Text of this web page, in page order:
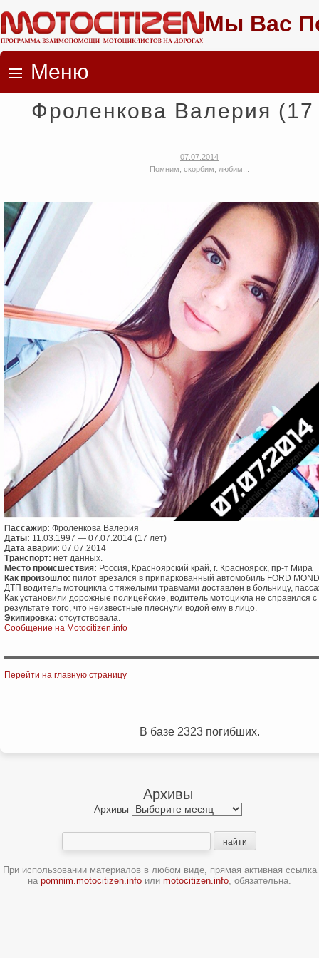
Мы Вас
Меню
Skip to contentФроленкова Валерия (17
07.07.2014
Помним, скорбим, любим...
Пассажир: Фроленкова Валерия
Даты: 11.03.1997 — 07.07.2014 (17 лет)
Дата аварии: 07.07.2014
Транспорт: нет данных.
Место происшествия: Россия, Красноярский край, г. Красноярск, пр-т Мира
Как произошло: пилот врезался в припаркованный автомобиль FОRD
ДТП водитель мотоцикла с тяжелыми травмами доставлен в больницу,
Как установили дорожные полицейские, водитель мотоцикла не справился
результате того, что неизвестные плеснули водой ему в лицо.
Экипировка: отсутствовала.
Сообщение на Motocitizen.info
Post navigation
Перейти на главную страницу
В базе 2323 погибших.
Архивы
Архивы
При использовании материалов в любом виде, прямая активная ссылка
на pomnim.motocitizen.info или motocitizen.info , обязательна.